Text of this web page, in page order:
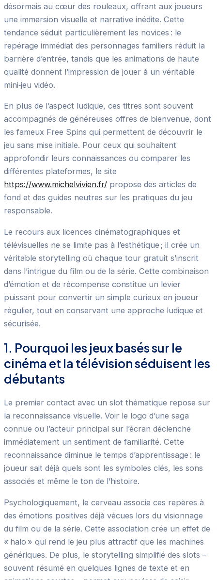
désormais au cœur des rouleaux, offrant aux joueurs
une immersion visuelle et narrative inédite. Cette
tendance séduit particulièrement les novices : le
repérage immédiat des personnages familiers réduit la
barrière d’entrée, tandis que les animations de haute
qualité donnent l’impression de jouer à un véritable
mini‑jeu vidéo.
En plus de l’aspect ludique, ces titres sont souvent
accompagnés de généreuses offres de bienvenue, dont
les fameux Free Spins qui permettent de découvrir le
jeu sans mise initiale. Pour ceux qui souhaitent
approfondir leurs connaissances ou comparer les
différentes plateformes, le site
https://www.michelvivien.fr/ propose des articles de
fond et des guides neutres sur les pratiques du jeu
responsable.
Le recours aux licences cinématographiques et
télévisuelles ne se limite pas à l’esthétique ; il crée un
véritable storytelling où chaque tour gratuit s’inscrit
dans l’intrigue du film ou de la série. Cette combinaison
d’émotion et de récompense constitue un levier
puissant pour convertir un simple curieux en joueur
régulier, tout en conservant une approche ludique et
sécurisée.
1. Pourquoi les jeux basés sur le
cinéma et la télévision séduisent les
débutants
Le premier contact avec un slot thématique repose sur
la reconnaissance visuelle. Voir le logo d’une saga
connue ou l’acteur principal sur l’écran déclenche
immédiatement un sentiment de familiarité. Cette
reconnaissance diminue le temps d’apprentissage : le
joueur sait déjà quels sont les symboles clés, les sons
associés et même le ton de l’histoire.
Psychologiquement, le cerveau associe ces repères à
des émotions positives déjà vécues lors du visionnage
du film ou de la série. Cette association crée un effet de
« halo » qui rend le jeu plus attractif que les machines
génériques. De plus, le storytelling simplifié des slots –
souvent résumé en quelques lignes de texte et en